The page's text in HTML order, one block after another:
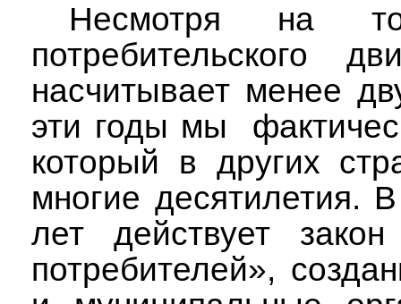
Несмотря на
потребительского
насчитывает менее
эти годы мы
который в других
многие десятилетия.
лет действует
потребителей»,